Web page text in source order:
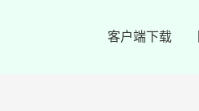
客户端下载